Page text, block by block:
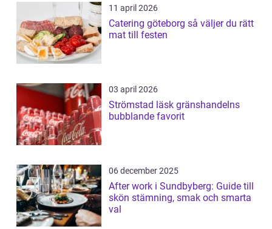
11 april 2026
Catering göteborg så väljer du rätt
mat till festen
03 april 2026
Strömstad läsk gränshandelns
bubblande favorit
06 december 2025
After work i Sundbyberg: Guide till
skön stämning, smak och smarta
val